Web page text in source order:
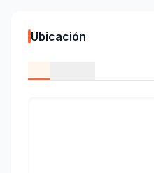
Ubicación